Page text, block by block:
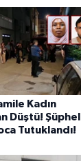
Kadın
Düştü!
Tutuklandı!